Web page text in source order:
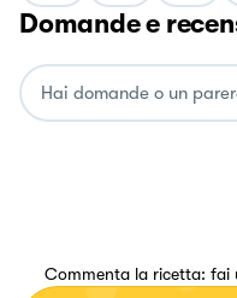
Domande e
Commenta la ricetta: fai